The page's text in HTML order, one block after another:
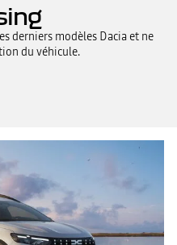
derniers modèles Dacia et ne
du véhicule.